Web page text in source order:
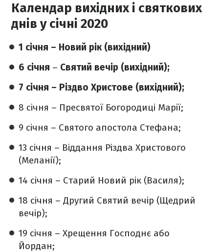
Календар вихідних і святкових
днів у січні 2020
1 січня – Новий рік (вихідний)
6 січня – Святий вечір (вихідний);
7 січня – Різдво Христове (вихідний);
8 січня – Пресвятої Богородиці Марії;
9 січня – Святого апостола Стефана;
13 січня – Віддання Різдва Христового
(Меланії);
14 січня – Старий Новий рік (Василя);
18 січня – Другий Святий вечір (Щедрий
вечір);
19 січня – Хрещення Господнє або
Йордан;